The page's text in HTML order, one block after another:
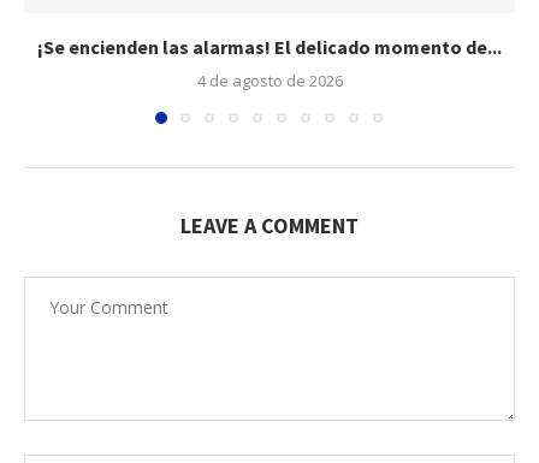
¡Se encienden las alarmas! El delicado momento de...
4 de agosto de 2026
LEAVE A COMMENT